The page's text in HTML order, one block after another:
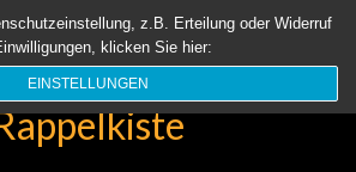
Über uns Unsere Rappelkiste Länder
z.B. Erteilung oder Widerruf
klicken Sie hier:
EINSTELLUNGEN